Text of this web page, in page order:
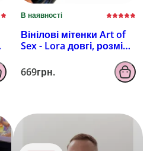
В наявності
Вінілові мітенки Art of
Sex - Lora довгі, розмір
ефектом голограми
669грн.